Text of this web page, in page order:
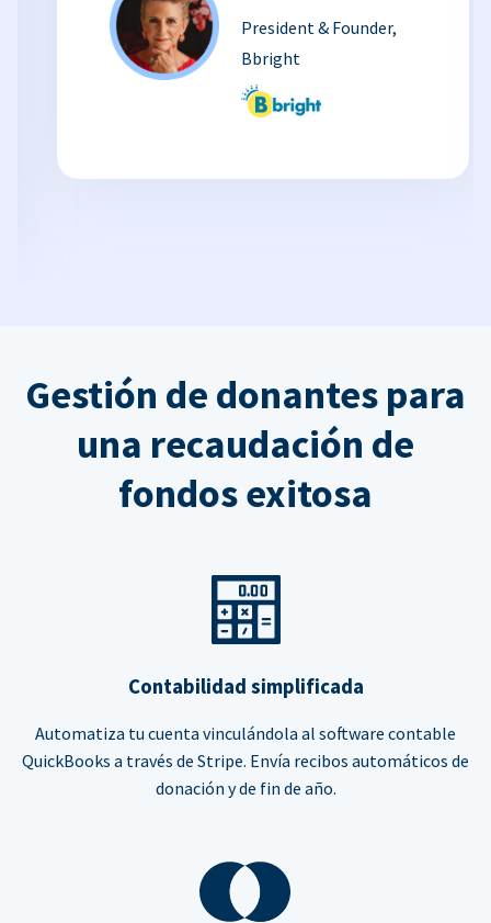
President & Founder,
Bbright
Gestión de donantes para
una recaudación de
fondos exitosa
Contabilidad simplificada
Automatiza tu cuenta vinculándola al software contable
QuickBooks a través de Stripe. Envía recibos automáticos de
donación y de fin de año.